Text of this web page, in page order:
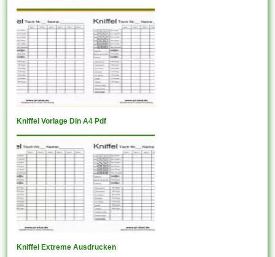
Kniffel Vorlage Din A4 Pdf
Kniffel Extreme Ausdrucken